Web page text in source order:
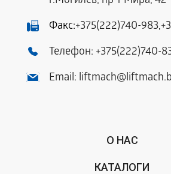
Факс:+375(222)740-983,
Телефон: +375(222)740-
Email:
О НАС
КАТАЛОГИ